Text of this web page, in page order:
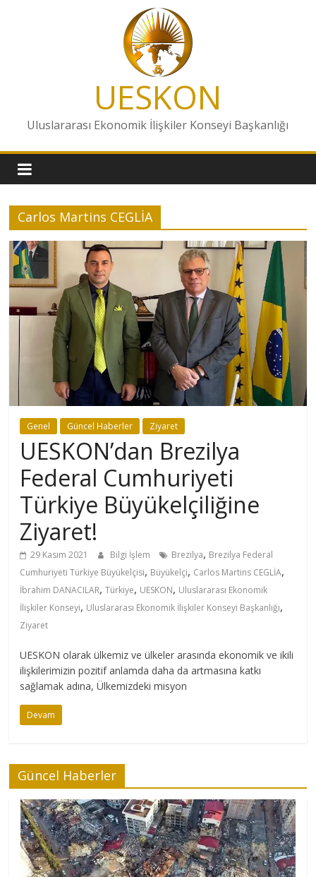
UESKON
Uluslararası Ekonomik İlişkiler Konseyi Başkanlığı
Carlos Martins CEGLİA
Genel Güncel Haberler Ziyaret
UESKON’dan Brezilya
Federal Cumhuriyeti
Türkiye Büyükelçiliğine
Ziyaret!
29 Kasım 2021 Bilgi İşlem Brezilya, Brezilya Federal
Cumhuriyeti Türkiye Büyükelçisi, Büyükelçi, Carlos Martins CEGLİA,
İbrahim DANACILAR,Türkiye, UESKON, Uluslararası Ekonomik
İlişkiler Konseyi, Uluslararası Ekonomik İlişkiler Konseyi Başkanlığı,
Ziyaret
UESKON olarak ülkemiz ve ülkeler arasında ekonomik ve ikili
ilişkilerimizin pozitif anlamda daha da artmasına katkı
sağlamak adına, Ülkemizdeki misyon
Devam
Güncel Haberler